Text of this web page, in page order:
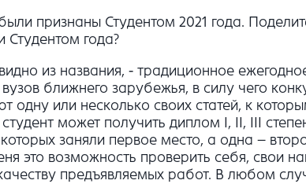
признаны Студентом 2021 года.
Студентом года?
из названия, - традиционное
вузов ближнего зарубежья, в силу чего
одну или несколько своих статей, к
может получить диплом I, II, III
которых заняли первое место, а одна –
это возможность проверить себя, свои
предъявляемых работ. В любом